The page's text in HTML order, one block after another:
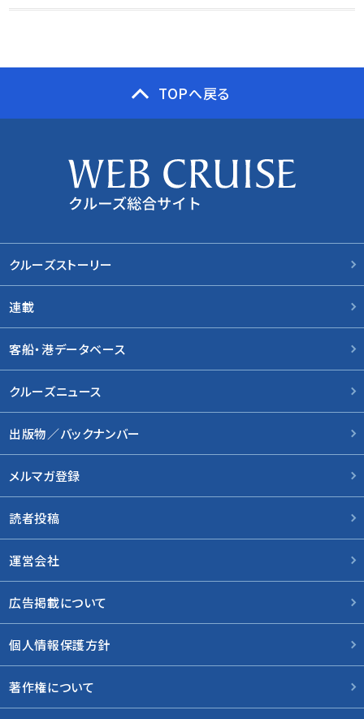
TOPへ戻る
クルーズストーリー
連載
客船・港データベース
クルーズニュース
出版物／バックナンバー
メルマガ登録
読者投稿
運営会社
広告掲載について
個人情報保護方針
著作権について